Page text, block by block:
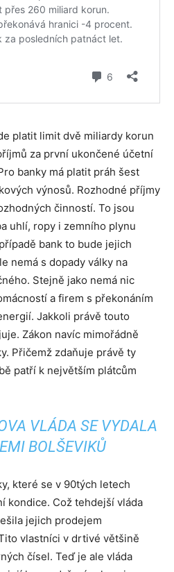
platit limit dvě miliardy korun
za první ukončené účetní
banky má platit práh šest
výnosů. Rozhodné příjmy
činností. To jsou
uhlí, ropy i zemního plynu
bank to bude jejich
nemá s dopady války na
Stejně jako nemá nic
a firem s překonáním
Jakkoli právě touto
Zákon navíc mimořádně
Přičemž zdaňuje právě ty
patří k největším plátcům
VLÁDA SE VYDALA
BOLŠEVIKŮ
které se v 90tých letech
kondice. Což tehdejší vláda
jejich prodejem
vlastníci v drtivé většině
čísel. Teď je ale vláda